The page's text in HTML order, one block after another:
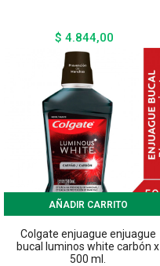
$ 4.844,00
AÑADIR CARRITO
Colgate enjuague enjuague
bucal luminos white carbón x
500 ml.